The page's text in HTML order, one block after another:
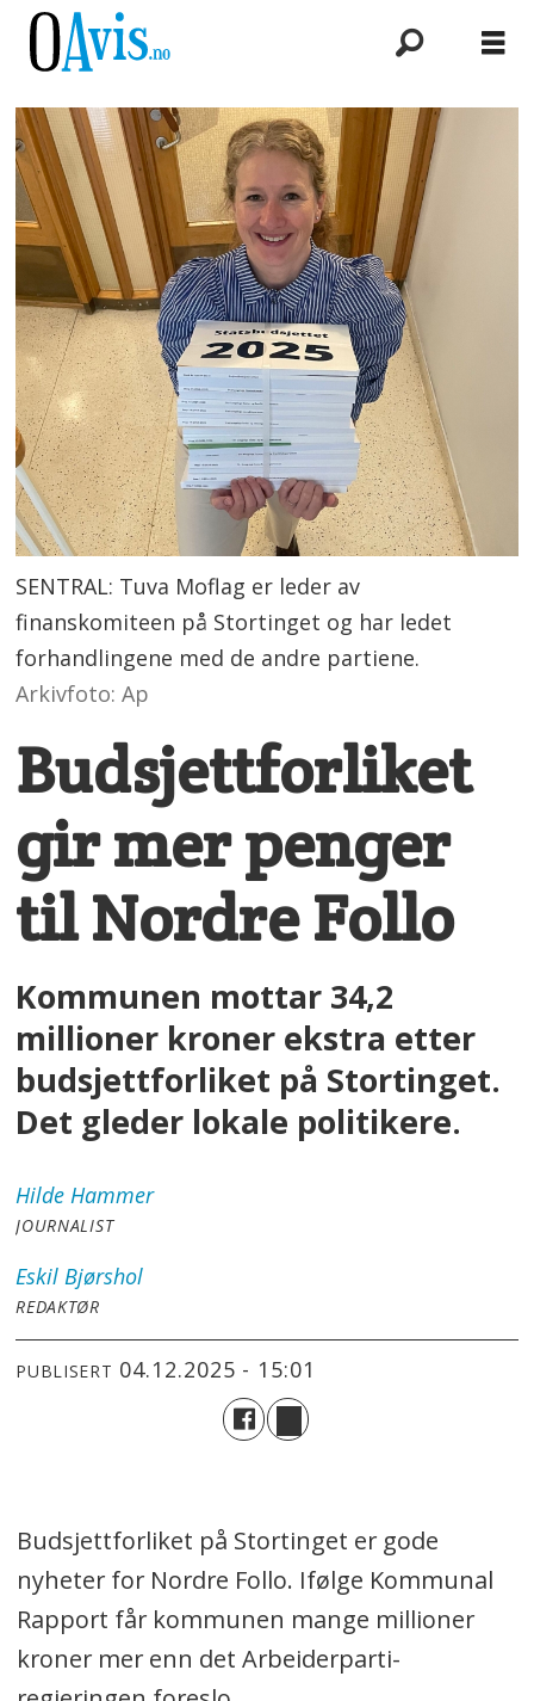
SENTRAL: Tuva Moflag er leder av
finanskomiteen på Stortinget og har ledet
forhandlingene med de andre partiene.
Arkivfoto: Ap
Budsjettforliket
gir mer penger
til Nordre Follo
Kommunen mottar 34,2
millioner kroner ekstra etter
budsjettforliket på Stortinget.
Det gleder lokale politikere.
Hilde Hammer
JOURNALIST
Eskil Bjørshol
REDAKTØR
PUBLISERT 04.12.2025 - 15:01
Budsjettforliket på Stortinget er gode
nyheter for Nordre Follo. Ifølge Kommunal
Rapport får kommunen mange millioner
kroner mer enn det Arbeiderparti-